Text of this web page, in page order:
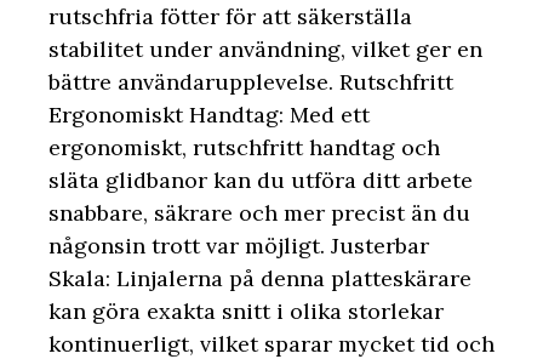
rutschfria fötter för att säkerställa
stabilitet under användning, vilket ger en
bättre användarupplevelse. Rutschfritt
Ergonomiskt Handtag: Med ett
ergonomiskt, rutschfritt handtag och
släta glidbanor kan du utföra ditt arbete
snabbare, säkrare och mer precist än du
någonsin trott var möjligt. Justerbar
Skala: Linjalerna på denna platteskärare
kan göra exakta snitt i olika storlekar
kontinuerligt, vilket sparar mycket tid och